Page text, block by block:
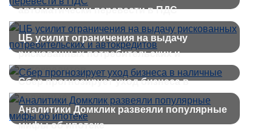
автоматически перевести в ПДС
ЦБ усилит ограничения на выдачу
рискованных потребительских и
автокредитов
Сбер прогнозирует уход бизнеса в
наличные
Аналитики Домклик развеяли популярные
мифы об ипотеке